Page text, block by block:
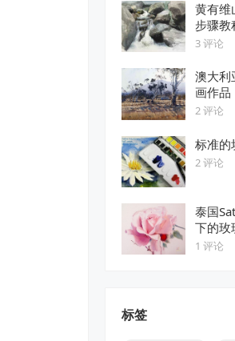
黄有维
步骤教
3 评论
澳大利
画作品
2 评论
标准的
2 评论
泰国
下的玫
1 评论
标签